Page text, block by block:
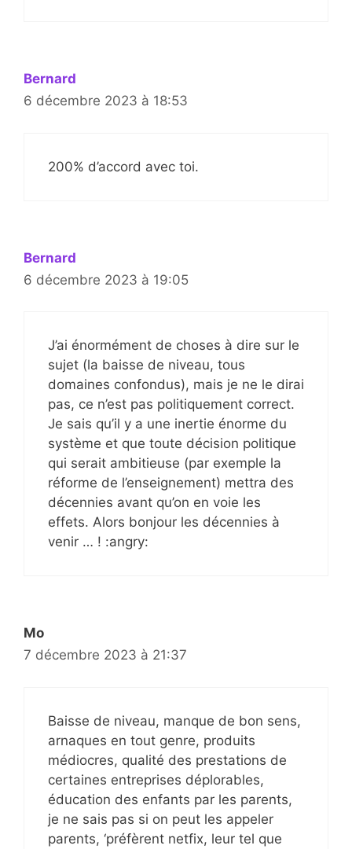
Bernard
6 décembre 2023 à 18:53
200% d’accord avec toi.
Bernard
6 décembre 2023 à 19:05
J’ai énormément de choses à dire sur le
sujet (la baisse de niveau, tous
domaines confondus), mais je ne le dirai
pas, ce n’est pas politiquement correct.
Je sais qu’il y a une inertie énorme du
système et que toute décision politique
qui serait ambitieuse (par exemple la
réforme de l’enseignement) mettra des
décennies avant qu’on en voie les
effets. Alors bonjour les décennies à
venir … ! :angry:
Mo
7 décembre 2023 à 21:37
Baisse de niveau, manque de bon sens,
arnaques en tout genre, produits
médiocres, qualité des prestations de
certaines entreprises déplorables,
éducation des enfants par les parents,
je ne sais pas si on peut les appeler
parents, ‘préfèrent netfix, leur tel que